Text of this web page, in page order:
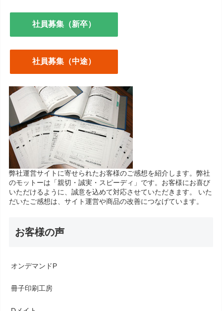
社員募集（新卒）
社員募集（中途）
弊社運営サイトに寄せられたお客様のご感想を紹介します。弊社
のモットーは「親切・誠実・スピーディ」です。お客様にお喜び
いただけるように、誠意を込めて対応させていただきます。 いた
だいたご感想は、サイト運営や商品の改善につなげています。
お客様の声
オンデマンドP
冊子印刷工房